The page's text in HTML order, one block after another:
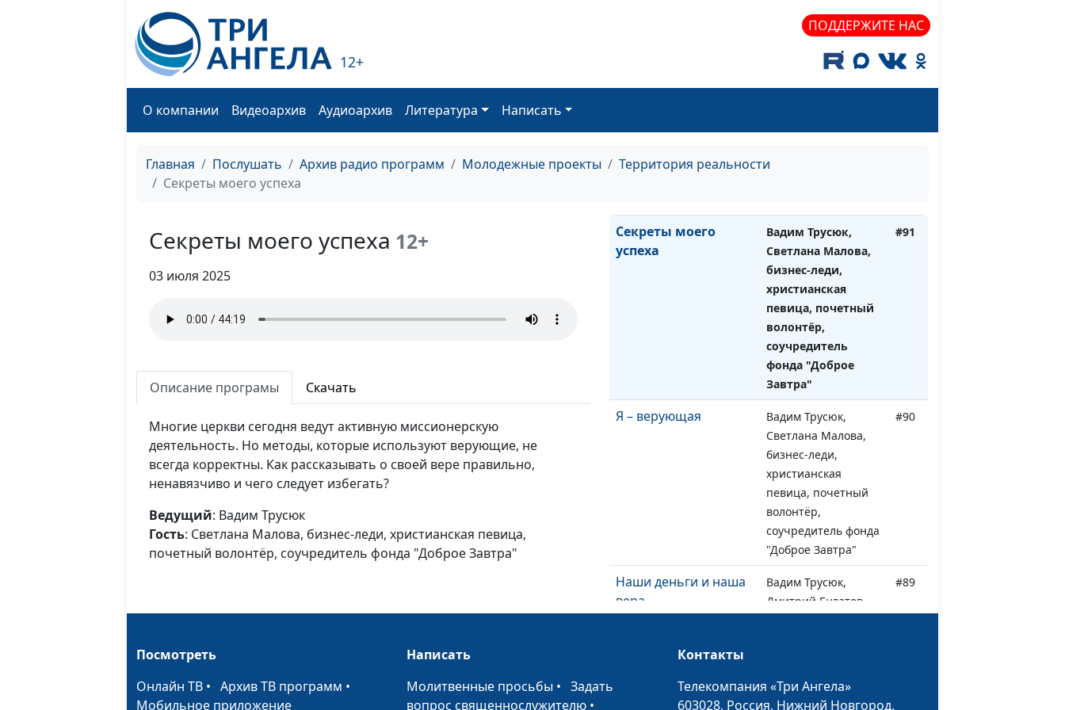
12+
ПОДДЕРЖИТЕ НАС
О компании Видеоархив Аудиоархив Литература Написать
Главная Послушать Архив радио программ Молодежные проекты
Территория реальности
Секреты моего успеха
Секреты моего успеха 12+
03 июля 2025
Описание програмы Скачать
Многие церкви сегодня ведут активную миссионерскую
деятельность. Но методы, которые используют верующие, не
всегда корректны. Как рассказывать о своей вере правильно,
ненавязчиво и чего следует избегать?
Ведущий: Вадим Трусюк
Гость: Светлана Малова, бизнес-леди, христианская певица,
почетный волонтёр, соучредитель фонда "Доброе Завтра"
клинический
психолог
и бизнес
Вадим Трусюк,
Светлана Малова,
волонтёр,
#92
Секреты моего
успеха
Вадим Трусюк,
Светлана Малова,
бизнес-леди,
христианская
певица, почетный
волонтёр,
соучредитель
фонда "Доброе
Завтра"
#91
Я – верующая
Вадим Трусюк,
Светлана Малова,
бизнес-леди,
христианская
певица, почетный
волонтёр,
соучредитель фонда
"Доброе Завтра"
#90
Наши деньги и наша
вера
Вадим Трусюк,
Дмитрий Булатов,
#89
Посмотреть
Онлайн ТВ • Архив ТВ программ •
Мобильное приложение
Написать
Молитвенные просьбы •Задать
вопрос священнослужителю •
Контакты
Телекомпания «Три Ангела»
603028, Россия, Нижний Новгород,